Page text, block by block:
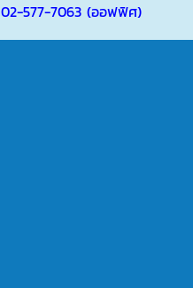
02-577-7063(ออฟฟิศ)